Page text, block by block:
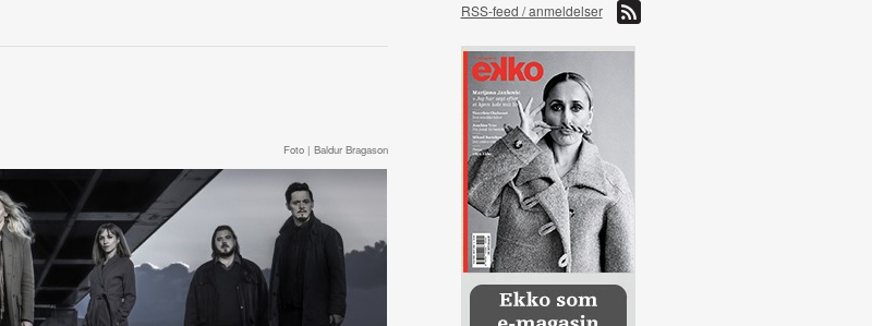
RSS-feed / anmeldelser
Foto | Baldur Bragason